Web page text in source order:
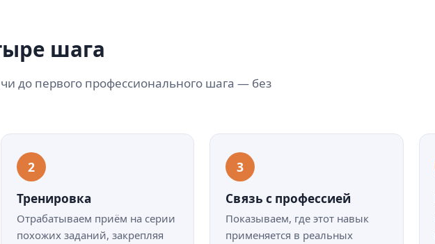
шага
до первого профессионального шага — без
Тренировка
Отрабатываем приём на серии
похожих заданий, закрепляя
Связь с профессией
Показываем, где этот навык
применяется в реальных